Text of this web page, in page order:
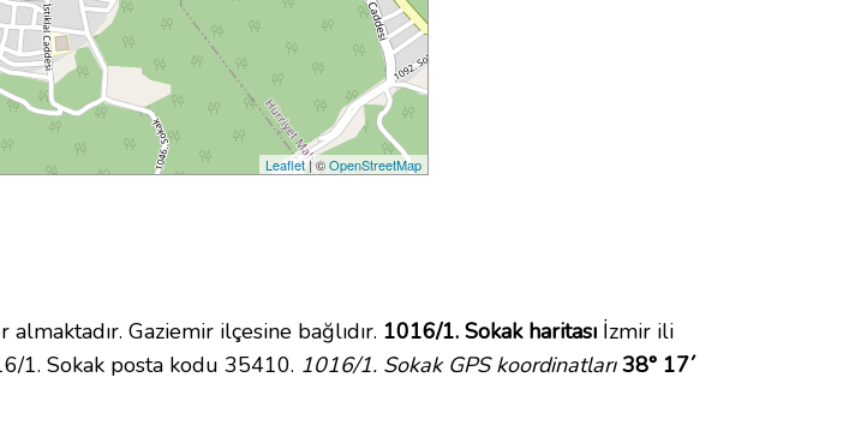
Leaflet| ©OpenStreetMap
Gaziemir ilçesine bağlıdır. 1016/1. Sokak haritası İzmir ili
1. Sokak posta kodu 35410. 1016/1. Sokak GPS koordinatları 38° 17´